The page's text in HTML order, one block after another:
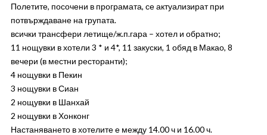
Полетите, посочени в програмата, се актуализират при
потвърждаване на групата.
всички трансфери летище/ж.п.гара – хотел и обратно;
11 нощувки в хотели 3 * и 4*, 11 закуски, 1 обяд в Макао, 8
вечери (в местни ресторанти);
4 нощувки в Пекин
3 нощувки в Сиан
2 нощувки в Шанхай
2 нощувки в Хонконг
Настаняването в хотелите е между 14.00 ч и 16.00 ч.